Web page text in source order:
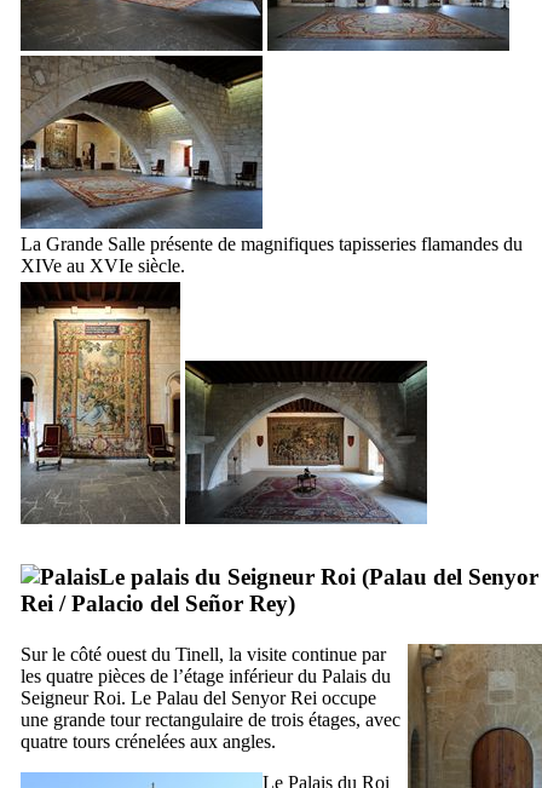
La Grande Salle présente de magnifiques tapisseries flamandes du
XIVe au XVIe siècle.
Le palais du Seigneur Roi (Palau del Senyor
Rei /Palacio del Señor Rey)
Sur le côté ouest du Tinell, la visite continue par
les quatre pièces de l’étage inférieur du Palais du
Seigneur Roi. Le Palau del Senyor Rei occupe
une grande tour rectangulaire de trois étages, avec
quatre tours crénelées aux angles.
Le Palais du Roi